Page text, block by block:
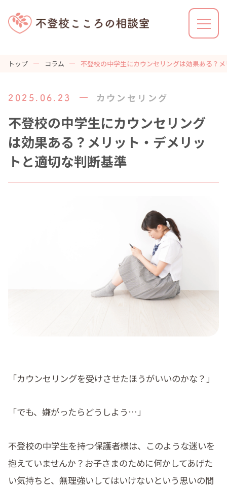
利用の流れ
解決事例
コラム
トップ コラム 不登校の中学生にカウンセリングは効果ある？
2025.06.23 カウンセリング
不登校の中学生にカウンセリング
は効果ある？メリット・デメリッ
トと適切な判断基準
「カウンセリングを受けさせたほうがいいのかな？」
「でも、嫌がったらどうしよう…」
不登校の中学生を持つ保護者様は、このような迷いを
抱えていませんか？お子さまのために何かしてあげた
い気持ちと、無理強いしてはいけないという思いの間